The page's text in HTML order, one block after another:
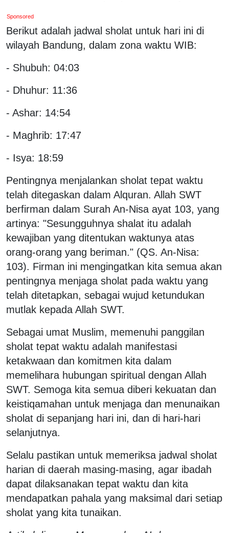
Sponsored
Berikut adalah jadwal sholat untuk hari ini di
wilayah Bandung, dalam zona waktu WIB:
- Shubuh: 04:03
- Dhuhur: 11:36
- Ashar: 14:54
- Maghrib: 17:47
- Isya: 18:59
Pentingnya menjalankan sholat tepat waktu
telah ditegaskan dalam Alquran. Allah SWT
berfirman dalam Surah An-Nisa ayat 103, yang
artinya: "Sesungguhnya shalat itu adalah
kewajiban yang ditentukan waktunya atas
orang-orang yang beriman." (QS. An-Nisa:
103). Firman ini mengingatkan kita semua akan
pentingnya menjaga sholat pada waktu yang
telah ditetapkan, sebagai wujud ketundukan
mutlak kepada Allah SWT.
Sebagai umat Muslim, memenuhi panggilan
sholat tepat waktu adalah manifestasi
ketakwaan dan komitmen kita dalam
memelihara hubungan spiritual dengan Allah
SWT. Semoga kita semua diberi kekuatan dan
keistiqamahan untuk menjaga dan menunaikan
sholat di sepanjang hari ini, dan di hari-hari
selanjutnya.
Selalu pastikan untuk memeriksa jadwal sholat
harian di daerah masing-masing, agar ibadah
dapat dilaksanakan tepat waktu dan kita
mendapatkan pahala yang maksimal dari setiap
sholat yang kita tunaikan.